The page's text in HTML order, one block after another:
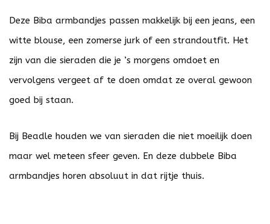
Deze Biba armbandjes passen makkelijk bij een jeans, een
witte blouse, een zomerse jurk of een strandoutfit. Het
zijn van die sieraden die je ’s morgens omdoet en
vervolgens vergeet af te doen omdat ze overal gewoon
goed bij staan.
Bij Beadle houden we van sieraden die niet moeilijk doen
maar wel meteen sfeer geven. En deze dubbele Biba
armbandjes horen absoluut in dat rijtje thuis.